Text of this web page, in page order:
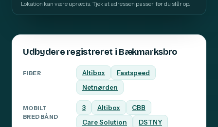
Lokation kan være upræcis. Tjek at adressen passer, før du slår op.
Udbydere registreret i Bækmarksbro
FIBER Altibox
Fastspeed
Netnørden
MOBILT
BREDBÅND
3 Altibox
CBB
Care Solution
DSTNY